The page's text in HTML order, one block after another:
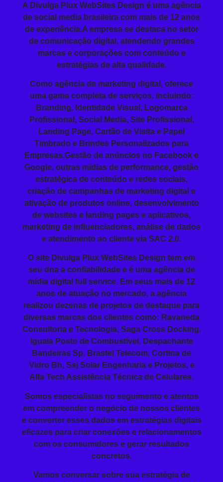
A Divulga Plux WebSites Design é uma agência
de social media brasileira com mais de 12 anos
de experiência.A empresa se destaca no setor
de comunicação digital, atendendo grandes
marcas e corporações com conteúdo e
estratégias de alta qualidade.
Como agência de marketing digital, oferece
uma gama completa de serviços, incluindo:
Branding, Identidade Visual, Logomarca
Profissional, Social Media, Site Profissional,
Landing Page, Cartão de Visita e Papel
Timbrado e Brindes Personalizados para
Empresas.Gestão de anúncios no Facebook e
Google, outras mídias de performance, gestão
estratégica de conteúdo e redes sociais,
criação de campanhas de marketing digital e
ativação de produtos online, desenvolvimento
de websites e landing pages e aplicativos,
marketing de influenciadores, análise de dados
e atendimento ao cliente via SAC 2.0.
O site Divulga Plux WebSites Design tem em
seu dna a confiabilidade e é uma agência de
mídia digital full service. Em seus mais de 12
anos de atuação no mercado, a agência
realizou dezenas de projetos de destaque para
diversas marcas dos clientes como: Ravaneda
Consultoria e Tecnologia, Saga Cross Docking,
Iguala Posto de Combustível, Despachante
Bandeiras Sp, Brastel Telecom, Cortina de
Vidro Bh, Ssj Solar Engenharia e Projetos, e
Alfa Tech Assistência Técnica de Celulares.
Somos especialistas no seguimento e atentos
em compreender o negócio de nossos clientes
e converter esses dados em estratégias digitais
eficazes para criar conexões e relacionamentos
com os consumidores e gerar resultados
concretos.
Vamos conversar sobre sua estratégia de